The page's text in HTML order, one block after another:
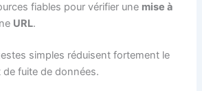
fiables pour vérifier une mise à
URL.
simples réduisent fortement le
de fuite de données.